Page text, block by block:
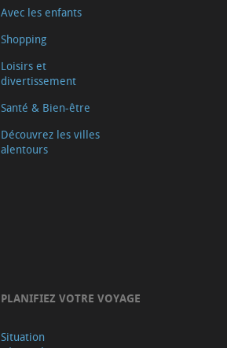
Avec les enfants
Shopping
Loisirs et
divertissement
Santé & Bien-être
Découvrez les villes
alentours
PLANIFIEZ VOTRE VOYAGE
Situation